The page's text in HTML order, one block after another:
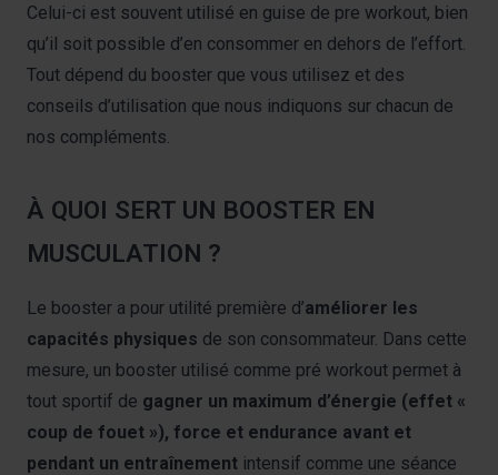
Celui-ci est souvent utilisé en guise de pre workout, bien
qu’il soit possible d’en consommer en dehors de l’effort.
Tout dépend du booster que vous utilisez et des
conseils d’utilisation que nous indiquons sur chacun de
nos compléments.
À QUOI SERT UN BOOSTER EN
MUSCULATION ?
Le booster a pour utilité première d’améliorer les
capacités physiques de son consommateur. Dans cette
mesure, un booster utilisé comme pré workout permet à
tout sportif de gagner un maximum d’énergie (effet «
coup de fouet »), force et endurance avant et
pendant un entraînement intensif comme une séance